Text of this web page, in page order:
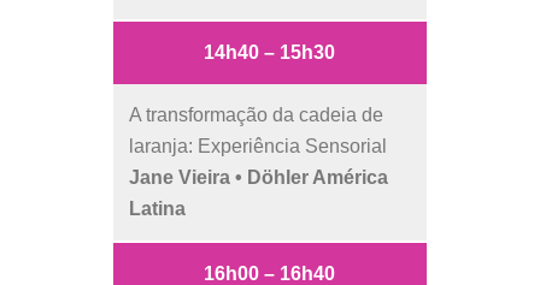
14h40 – 15h30
A transformação da cadeia de
laranja: Experiência Sensorial
Jane Vieira • Döhler América
Latina
16h00 – 16h40